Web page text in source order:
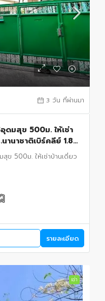
3 วัน ที่ผ่านมา
มสุข 500ม. ให้เช่า
านาชาติเบิร์คลีย์ 1.8
ข 300 ม.
ข 500ม. ให้เช่าบ้านเดี่ยว
รายละเอียด
เช่า